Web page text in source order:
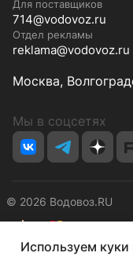
Для поставщиков
714@vodovoz.ru
Отдел рекламы
reklama@vodovoz.ru
Москва,
Мы в соцсетях
© 2026 Водовоз.RU
Конфиденциальность
Используем